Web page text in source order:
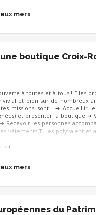
mers
boutique Croix-
à toutes et à tous ! Elles
et bien sûr de nombreux
missions sont : ➔ Accueillir
et présenter la boutique ➔
Recevoir les personnes
vêtements Tu es polyvalent et
mers
du